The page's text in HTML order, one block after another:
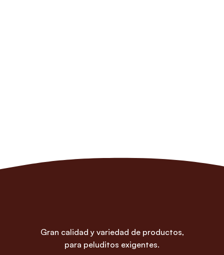
Gran calidad y variedad de productos,
para peluditos exigentes.